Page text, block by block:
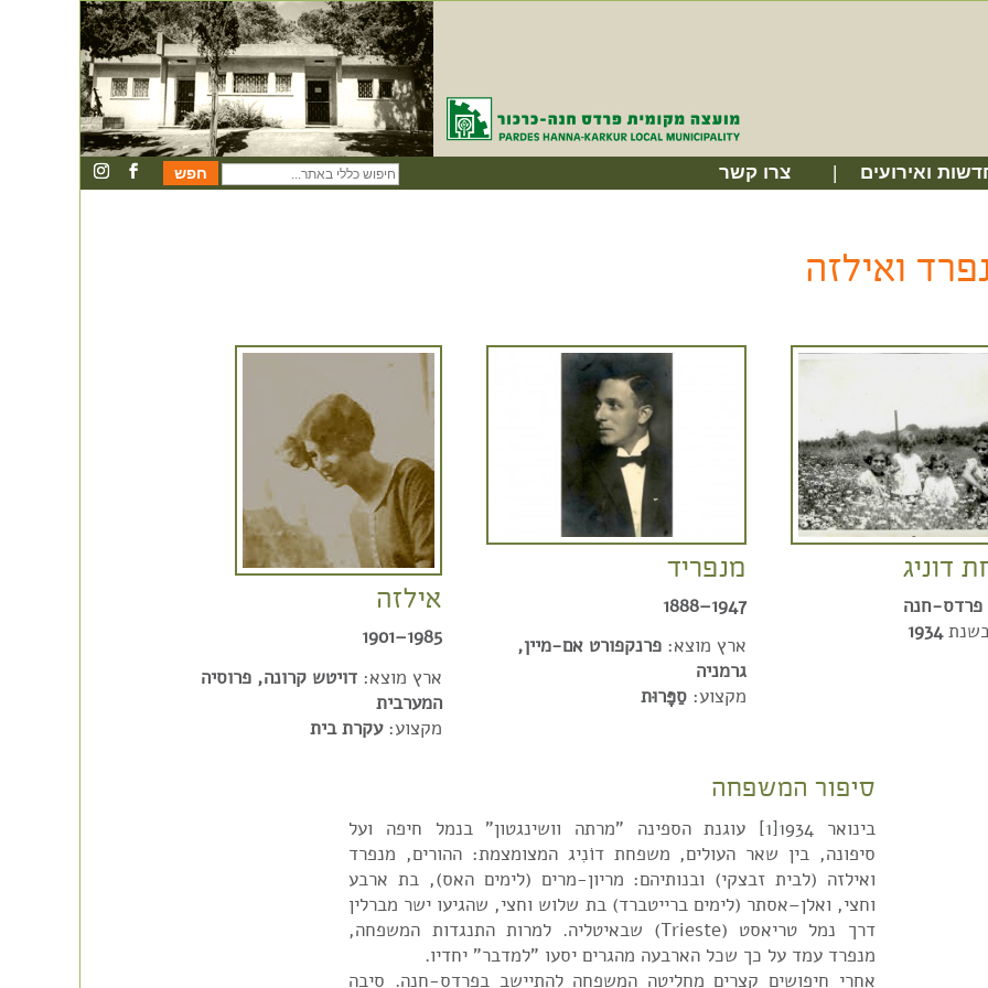
חיפוש
כללי
באתר
ואירועים צרו קשר
ואילזה
דוניג
פרדס-חנה
1934
מנפריד
1947–1888
ארץ מוצא: פרנקפורט אם-מיין,
גרמניה
מקצוע: סַפָּרוּת
אילזה
1985–1901
ארץ מוצא: דויטש קרונה, פרוסיה
המערבית
מקצוע:עקרת בית
סיפור המשפחה
בינואר 1934[1] עוגנת הספינה "מרתה וושינגטון" בנמל חיפה ועל
סיפונה, בין שאר העולים, משפחת דוֹנִיג המצומצמת: ההורים, מנפרד
ואילזה (לבית זבצקי) ובנותיהם: מריון-מרים (לימים האס), בת ארבע
וחצי, ואלן–אסתר (לימים ברייטברד) בת שלוש וחצי, שהגיעו ישר מברלין
דרך נמל טריאסט (Trieste) שבאיטליה. למרות התנגדות המשפחה,
מנפרד עמד על כך שכל הארבעה מהגרים יסעו "למדבר" יחדיו.
אחרי חיפושים קצרים מחליטה המשפחה להתיישב בפרדס-חנה. סיבה